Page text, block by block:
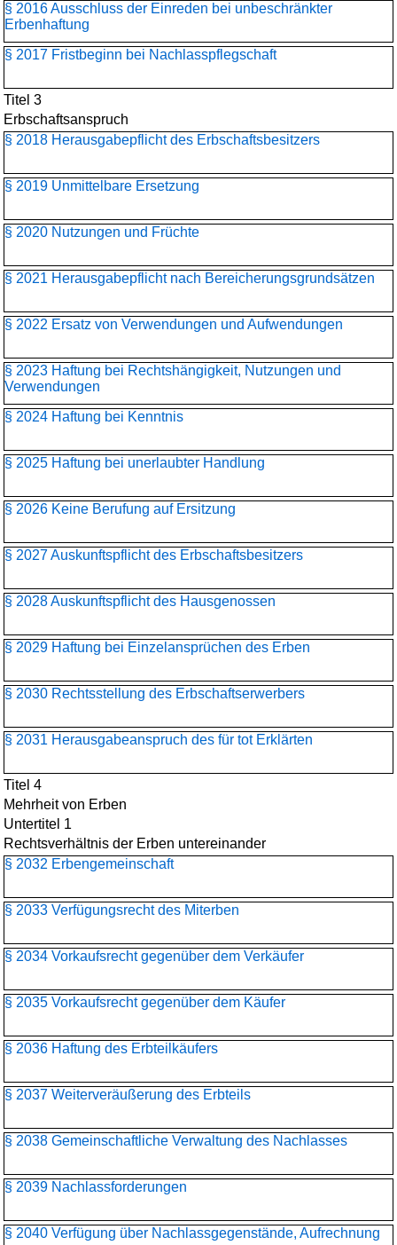
§ 2016 Ausschluss der Einreden bei unbeschränkter
Erbenhaftung
§ 2017 Fristbeginn bei Nachlasspflegschaft
Titel 3
Erbschaftsanspruch
§ 2018 Herausgabepflicht des Erbschaftsbesitzers
§ 2019 Unmittelbare Ersetzung
§ 2020 Nutzungen und Früchte
§ 2021 Herausgabepflicht nach Bereicherungsgrundsätzen
§ 2022 Ersatz von Verwendungen und Aufwendungen
§ 2023 Haftung bei Rechtshängigkeit, Nutzungen und
Verwendungen
§ 2024 Haftung bei Kenntnis
§ 2025 Haftung bei unerlaubter Handlung
§ 2026 Keine Berufung auf Ersitzung
§ 2027 Auskunftspflicht des Erbschaftsbesitzers
§ 2028 Auskunftspflicht des Hausgenossen
§ 2029 Haftung bei Einzelansprüchen des Erben
§ 2030 Rechtsstellung des Erbschaftserwerbers
§ 2031 Herausgabeanspruch des für tot Erklärten
Titel 4
Mehrheit von Erben
Untertitel 1
Rechtsverhältnis der Erben untereinander
§ 2032 Erbengemeinschaft
§ 2033 Verfügungsrecht des Miterben
§ 2034 Vorkaufsrecht gegenüber dem Verkäufer
§ 2035 Vorkaufsrecht gegenüber dem Käufer
§ 2036 Haftung des Erbteilkäufers
§ 2037 Weiterveräußerung des Erbteils
§ 2038 Gemeinschaftliche Verwaltung des Nachlasses
§ 2039 Nachlassforderungen
§ 2040 Verfügung über Nachlassgegenstände, Aufrechnung